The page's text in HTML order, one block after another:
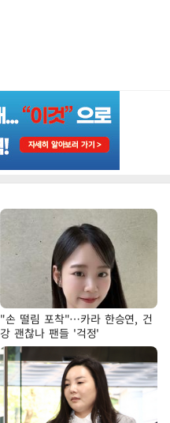
"손 떨림 포착"…카라 한승연, 건
강 괜찮나 팬들 '걱정'